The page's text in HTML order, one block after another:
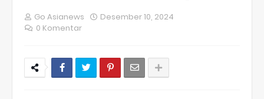
Go Asianews
Desember 10, 2024
0 Komentar